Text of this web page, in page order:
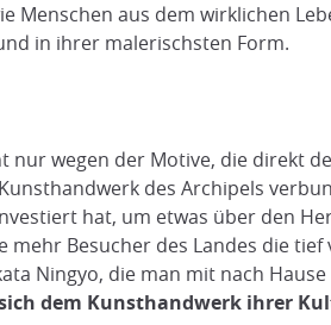
Menschen aus dem wirklichen
in ihrer malerischsten Form.
nur wegen der Motive, die direkt
des Archipels
hat, um etwas über den
Besucher des Landes die
Ningyo, die man mit nach
dem Kunsthandwerk ihrer